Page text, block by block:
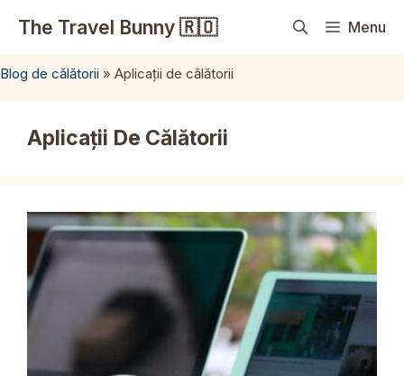
The Travel Bunny 🇷🇴 Menu
Blog de călătorii » Aplicații de călătorii
Aplicații De Călătorii